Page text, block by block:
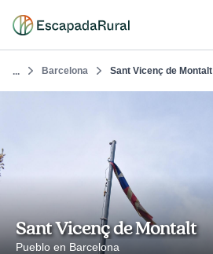
... Barcelona Sant Vicenç de Montalt
Sant Vicenç de Montalt
Pueblo en Barcelona